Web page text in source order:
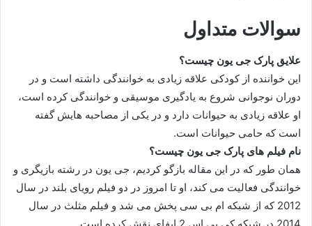
سوالات متداول
علایق پارک جی یون چیست؟
این خواننده از کودکی علاقه زیادی به خوانندگی داشته است و در
دوران نوجوانی شروع به یادگیری موسیقی و خوانندگی کرده است،
او علاقه زیادی به حیوانات دارد و در یکی از مصاحبه هایش گفته
است که حامی حیوانات است.
نام فیلم های پارک جی یون چیست؟
همان طور که در این مقاله بازگو کردیم، جی یون در رشته بازیگری و
خوانندگی فعالیت می کند، او تا امروز در دو فیلم رویای بلند در سال
2012 که از شبکه ام بی سی پخش می شد و فیلم مثلث در سال